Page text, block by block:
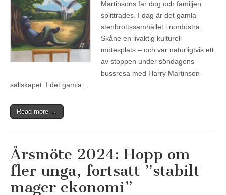
Martinsons far dog och familjen
splittrades. I dag är det gamla
stenbrottssamhället i nordöstra
Skåne en livaktig kulturell
mötesplats – och var naturligtvis ett
av stoppen under söndagens
bussresa med Harry Martinson-
sällskapet. I det gamla…
Read more →
Årsmöte 2024: Hopp om
fler unga, fortsatt ”stabilt
mager ekonomi”